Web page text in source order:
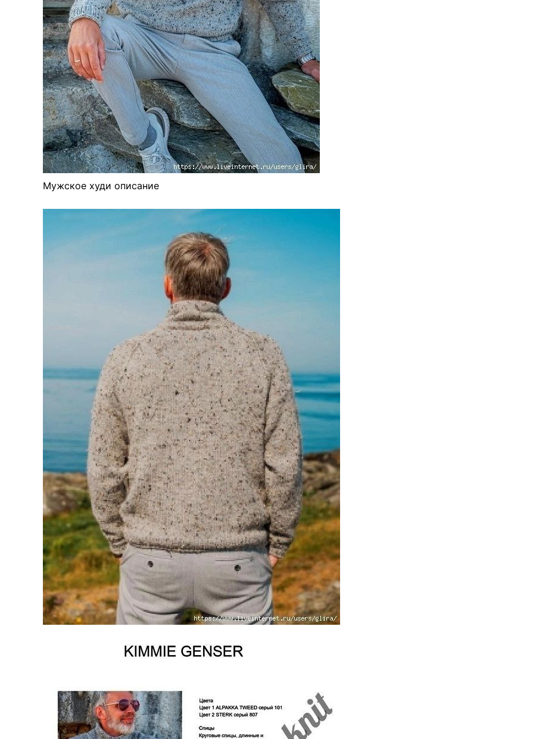
Мужское худи описание